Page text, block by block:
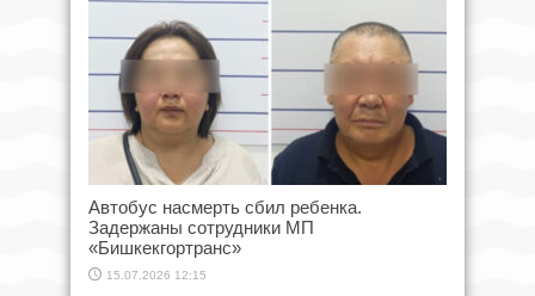
Автобус насмерть сбил ребенка.
Задержаны сотрудники МП
«Бишкекгортранс»
15.07.2026 12:15